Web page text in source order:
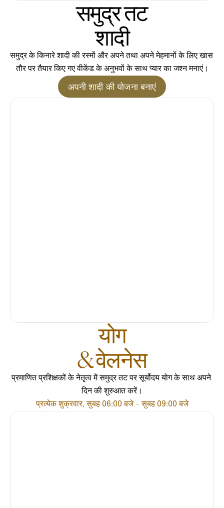
समुद्र तट
शादी
समुद्र के किनारे शादी की रस्मों और अपने तथा अपने मेहमानों के लिए खास
तौर पर तैयार किए गए वीकेंड के अनुभवों के साथ प्यार का जश्न मनाएं।
अपनी शादी की योजना बनाएं
योग
& वेलनेस
प्रमाणित प्रशिक्षकों के नेतृत्व में समुद्र तट पर सूर्योदय योग के साथ अपने
दिन की शुरुआत करें।
प्रत्येक शुक्रवार, सुबह 06:00 बजे - सुबह 09:00 बजे